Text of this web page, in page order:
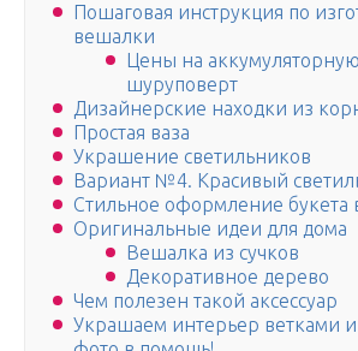
Пошаговая инструкция по
вешалки
Цены на
шуруповерт
Дизайнерские находки из
Простая ваза
Украшение светильников
Вариант №4. Красивый
Стильное оформление букета
Оригинальные идеи для дома
Вешалка из сучков
Декоративное дерево
Чем полезен такой аксессуар
Украшаем интерьер ветками